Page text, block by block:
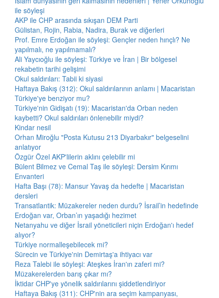
ile söyleşi
AKP ile CHP arasında sıkışan DEM Parti
Gülistan, Rojin, Rabia, Nadira, Burak ve diğerleri
Prof. Emre Erdoğan ile söyleşi: Gençler neden hınçlı? Ne
yapılmalı, ne yapılmamalı?
Ali Yaycıoğlu ile söyleşi: Türkiye ve İran | Bir bölgesel
rekabetin tarihi gelişimi
Okul saldırıları: Tabii ki siyasi
Haftaya Bakış (312): Okul saldırılarının anlamı | Macaristan
Türkiye'ye benziyor mu?
Türkiye'nin Gidişatı (19): Macaristan'da Orban neden
kaybetti? Okul saldırıları önlenebilir miydi?
Kindar nesil
Orhan Miroğlu "Posta Kutusu 213 Diyarbakır" belgeselini
anlatıyor
Özgür Özel AKP'lilerin aklını çelebilir mi
Bülent Bilmez ve Cemal Taş ile söyleşi: Dersim Kırımı
Envanteri
Hafta Başı (78): Mansur Yavaş da hedefte | Macaristan
dersleri
Transatlantik: Müzakereler neden durdu? İsrail’in hedefinde
Erdoğan var, Orban’ın yaşadığı hezimet
Netanyahu ve diğer İsrail yöneticileri niçin Erdoğan'ı hedef
alıyor?
Türkiye normalleşebilecek mi?
Sürecin ve Türkiye'nin Demirtaş'a ihtiyacı var
Reza Talebi ile söyleşi: Ateşkes İran'ın zaferi mi?
Müzakerelerden barış çıkar mı?
İktidar CHP'ye yönelik saldırılarını şiddetlendiriyor
Haftaya Bakış (311): CHP'nin ara seçim kampanyası,